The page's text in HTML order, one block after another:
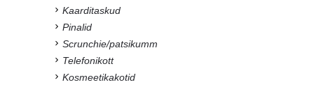
Kaarditaskud
Pinalid
Scrunchie/patsikumm
Telefonikott
Kosmeetikakotid